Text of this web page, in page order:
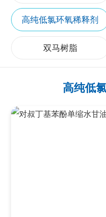
高纯低氯环氧稀释剂
双马树脂
高纯低